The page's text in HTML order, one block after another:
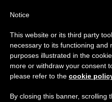
AUDIENCIA GENERAL, PAPAS
Aviso importante
Del 27 de julio al 7 de
anual, aprovechando que
se generan menos
Notice
This website or its third party
necessary to its functioning and
purposes illustrated in the
more or withdraw your consent
please refer to the cookie
By closing this banner, scrolling